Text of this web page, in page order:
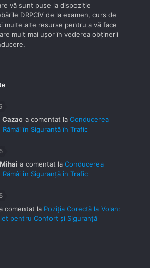
vă sunt puse la dispoziţie
DRPCIV de la examen, curs de
multe alte resurse pentru a vă face
mult mai uşor în vederea obţinerii
Cazac a comentat la Conducerea
în Siguranță în Trafic
a comentat la Conducerea
în Siguranță în Trafic
comentat la Poziția Corectă la Volan:
pentru Confort și Siguranță